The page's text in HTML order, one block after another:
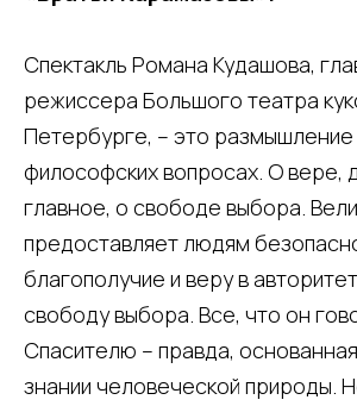
Спектакль Романа Кудашова,
режиссера Большого театра
Петербурге, – это
философских вопросах. О вере,
главное, о свободе выбора.
предоставляет людям
благополучие и веру в
свободу выбора. Все, что он
Спасителю – правда,
знании человеческой природы.